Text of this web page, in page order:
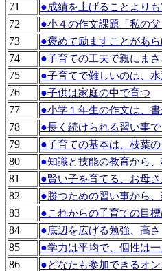
71 ●成績を上げることより
72 ●小４の作文課題「私の
73 ●褒めて励ますことがあ
74 ●子育ての工夫で親にま
75 ●子育てで難しいのは、
76 ●子供は家庭の中で育つ
77 ●小学１年生の作文は、
78 ●長く続けられる習い事
79 ●子育ての基本は、枝葉
80 ●知識と技能の教育から
81 ●賢い子を育てる、お母
82 ●勝つための習い事から
83 ●これからの子育ての目
84 ●底辺を広げる勉強、高
85 ●学力は平均で、個性は
86 ●どなたも参加できるオ